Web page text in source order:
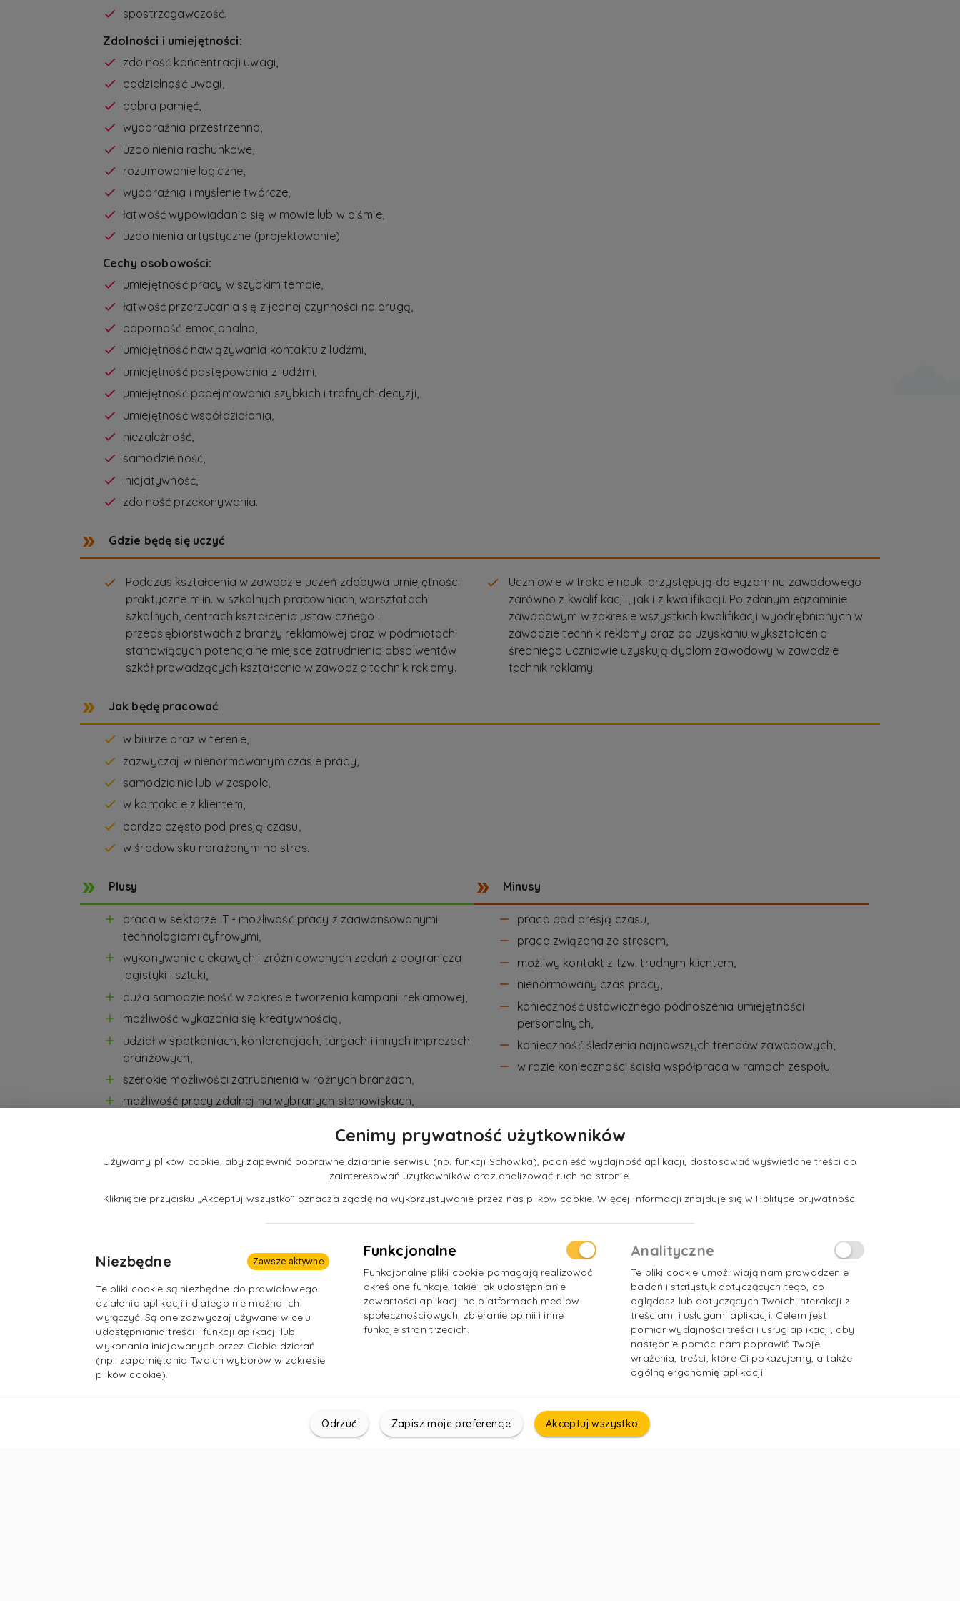
spostrzegawczość.
Zdolności i umiejętności:
zdolność koncentracji uwagi,
podzielność uwagi,
dobra pamięć,
wyobraźnia przestrzenna,
uzdolnienia rachunkowe,
rozumowanie logiczne,
wyobraźnia i myślenie twórcze,
łatwość wypowiadania się w mowie lub w piśmie,
uzdolnienia artystyczne (projektowanie).
Cechy osobowości:
umiejętność pracy w szybkim tempie,
łatwość przerzucania się z jednej czynności na drugą,
odporność emocjonalna,
umiejętność nawiązywania kontaktu z ludźmi,
umiejętność postępowania z ludźmi,
umiejętność podejmowania szybkich i trafnych decyzji,
umiejętność współdziałania,
niezależność,
samodzielność,
inicjatywność,
zdolność przekonywania.
Gdzie będę się uczyć
Podczas kształcenia w zawodzie uczeń zdobywa umiejętności
praktyczne m.in. w szkolnych pracowniach, warsztatach
szkolnych, centrach kształcenia ustawicznego i
przedsiębiorstwach z branży reklamowej oraz w podmiotach
stanowiących potencjalne miejsce zatrudnienia absolwentów
szkół prowadzących kształcenie w zawodzie technik reklamy.
Uczniowie w trakcie nauki przystępują do egzaminu zawodowego
zarówno z kwalifikacji , jak i z kwalifikacji. Po zdanym egzaminie
zawodowym w zakresie wszystkich kwalifikacji wyodrębnionych w
zawodzie technik reklamy oraz po uzyskaniu wykształcenia
średniego uczniowie uzyskują dyplom zawodowy w zawodzie
technik reklamy.
Jak będę pracować
w biurze oraz w terenie,
zazwyczaj w nienormowanym czasie pracy,
samodzielnie lub w zespole,
w kontakcie z klientem,
bardzo często pod presją czasu,
w środowisku narażonym na stres.
Plusy
praca w sektorze IT - możliwość pracy z zaawansowanymi
technologiami cyfrowymi,
wykonywanie ciekawych i zróżnicowanych zadań z pogranicza
logistyki i sztuki,
duża samodzielność w zakresie tworzenia kampanii reklamowej,
możliwość wykazania się kreatywnością,
udział w spotkaniach, konferencjach, targach i innych imprezach
branżowych,
szerokie możliwości zatrudnienia w różnych branżach,
możliwość pracy zdalnej na wybranych stanowiskach,
satysfakcja z udziału w kształtowaniu wizerunku klienta,
satysfakcja związana ze skutecznym przeprowadzeniem
kampanii.
Minusy
praca pod presją czasu,
praca związana ze stresem,
możliwy kontakt z tzw. trudnym klientem,
nienormowany czas pracy,
konieczność ustawicznego podnoszenia umiejętności
personalnych,
konieczność śledzenia najnowszych trendów zawodowych,
w razie konieczności ścisła współpraca w ramach zespołu.
Cenimy prywatność użytkowników
Używamy plików cookie, aby zapewnić poprawne działanie serwisu (np. funkcji Schowka), podnieść wydajność aplikacji, dostosować wyświetlane treści do
zainteresowań użytkowników oraz analizować ruch na stronie.
Kliknięcie przycisku „Akceptuj wszystko” oznacza zgodę na wykorzystywanie przez nas plików cookie. Więcej informacji znajduje się w Polityce prywatności
Niezbędne Zawsze aktywne
Te pliki cookie są niezbędne do prawidłowego
działania aplikacji i dlatego nie można ich
wyłączyć. Są one zazwyczaj używane w celu
udostępniania treści i funkcji aplikacji lub
wykonania inicjowanych przez Ciebie działań
(np.: zapamiętania Twoich wyborów w zakresie
plików cookie).
Funkcjonalne
Funkcjonalne pliki cookie pomagają realizować
określone funkcje, takie jak udostępnianie
zawartości aplikacji na platformach mediów
społecznościowych, zbieranie opinii i inne
funkcje stron trzecich.
Analityczne
Te pliki cookie umożliwiają nam prowadzenie
badań i statystyk dotyczących tego, co
oglądasz lub dotyczących Twoich interakcji z
treściami i usługami aplikacji. Celem jest
pomiar wydajności treści i usług aplikacji, aby
następnie pomóc nam poprawić Twoje
wrażenia, treści, które Ci pokazujemy, a także
ogólną ergonomię aplikacji.
Odrzuć Zapisz moje preferencje Akceptuj wszystko